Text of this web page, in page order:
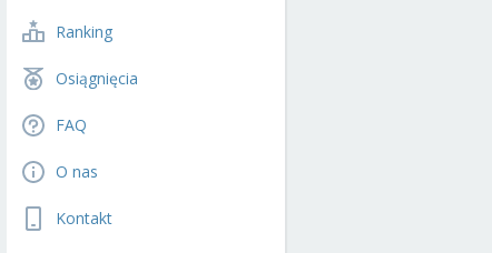
Ranking
Osiągnięcia
FAQ
O nas
Kontakt